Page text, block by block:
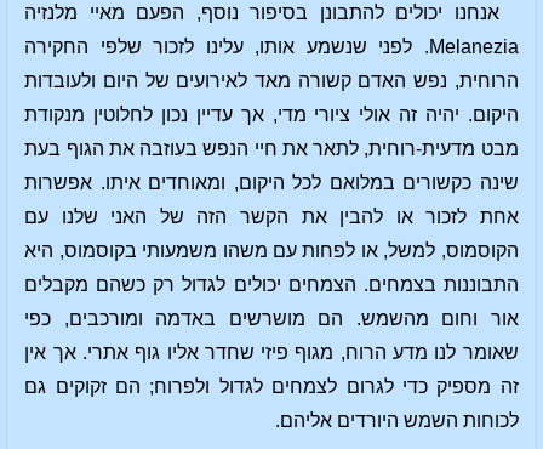
אנחנו יכולים להתבונן בסיפור נוסף, הפעם מאיי מלנזיה
Melanezia. לפני שנשמע אותו, עלינו לזכור שלפי החקירה
הרוחית, נפש האדם קשורה מאד לאירועים של היום ולעובדות
היקום. יהיה זה אולי ציורי מדי, אך עדיין נכון לחלוטין מנקודת
מבט מדעית-רוחית, לתאר את חיי הנפש בעוזבה את הגוף בעת
שינה כקשורים במלואם לכל היקום, ומאוחדים איתו. אפשרות
אחת לזכור או להבין את הקשר הזה של האני שלנו עם
הקוסמוס, למשל, או לפחות עם משהו משמעותי בקוסמוס, היא
התבוננות בצמחים. הצמחים יכולים לגדול רק כשהם מקבלים
אור וחום מהשמש. הם מושרשים באדמה ומורכבים, כפי
שאומר לנו מדע הרוח, מגוף פיזי שחדר אליו גוף אתרי. אך אין
זה מספיק כדי לגרום לצמחים לגדול ולפרוח; הם זקוקים גם
לכוחות השמש היורדים אליהם.